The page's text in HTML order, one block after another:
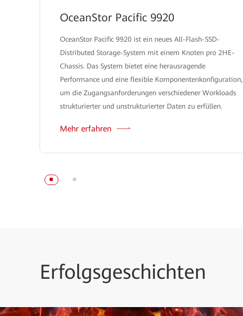
OceanStor Pacific 9920
OceanStor Pacific 9920 ist ein neues All-Flash-SSD-
Distributed Storage-System mit einem Knoten pro 2HE-
Chassis. Das System bietet eine herausragende
Performance und eine flexible Komponentenkonfiguration,
um die Zugangsanforderungen verschiedener Workloads
strukturierter und unstrukturierter Daten zu erfüllen.
Mehr erfahren
Erfolgsgeschichten